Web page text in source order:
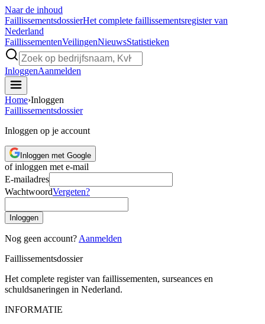
Naar de inhoud
FaillissementsdossierHet complete faillissementsregister van
Nederland
FaillissementenVeilingenNieuwsStatistieken
InloggenAanmelden
Home›Inloggen
Faillissementsdossier
Inloggen op je account
Inloggen met Google
of inloggen met e-mail
E-mailadres
WachtwoordVergeten?
Inloggen
Nog geen account? Aanmelden
Faillissementsdossier
Het complete register van faillissementen, surseances en
schuldsaneringen in Nederland.
INFORMATIE